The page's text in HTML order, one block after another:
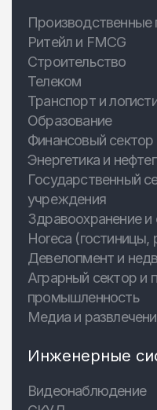
Производственные
Ритейл и FMCG
Строительство
Телеком
Транспорт и
Образование
Финансовый сектор
Энергетика и
Государственный
учреждения
Здравоохранение
Horeca (гостиницы,
Девелопмент и
Аграрный сектор и
промышленность
Медиа и
Инженерные
Видеонаблюдение